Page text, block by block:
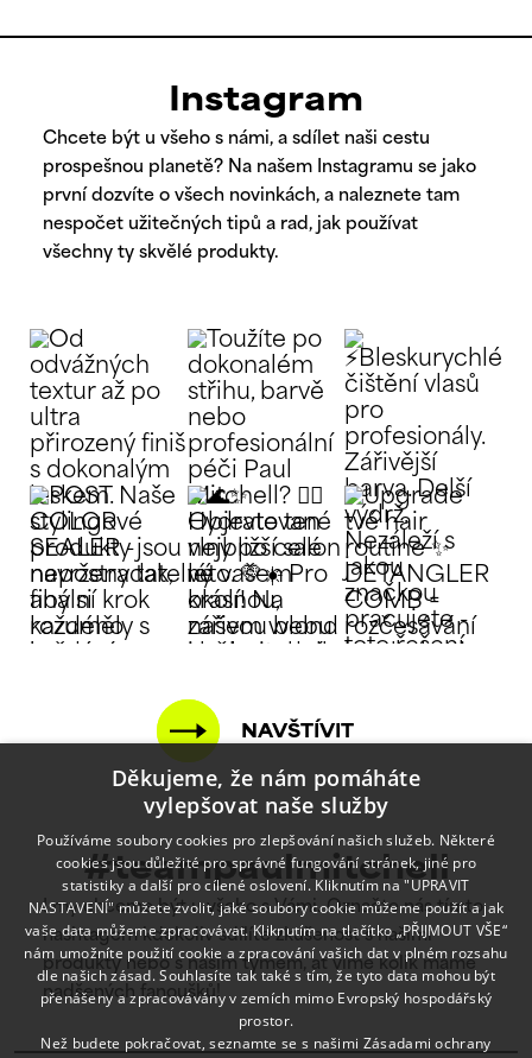
Instagram
Chcete být u všeho s námi, a sdílet naši cestu
prospešnou planetě? Na našem Instagramu se jako
první dozvíte o všech novinkách, a naleznete tam
nespočet užitečných tipů a rad, jak používat
všechny ty skvělé produkty.
NAVŠTÍVIT
#teampaulmitchell
I my chceme být u všeho s Vámi. Označte nás tímto
hashtagem kdekoliv sdílíte zkušenost s našimi
produkty nebo s naším týmem, ať víme kolik máme
nadšených fanoušků!
Děkujeme, že nám pomáháte
vylepšovat naše služby
Používáme soubory cookies pro zlepšování našich služeb. Některé
cookies jsou důležité pro správné fungování stránek, jiné pro
statistiky a další pro cílené oslovení. Kliknutím na "UPRAVIT
NASTAVENÍ" můžete zvolit, jaké soubory cookie můžeme použít a jak
vaše data můžeme zpracovávat. Kliknutím na tlačítko „PŘIJMOUT VŠE“
nám umožníte použití cookie a zpracování vašich dat v plném rozsahu
dle našich zásad. Souhlasíte tak také s tím, že tyto data mohou být
přenášeny a zpracovávány v zemích mimo Evropský hospodářský
prostor.
Než budete pokračovat, seznamte se s našimi Zásadami ochrany